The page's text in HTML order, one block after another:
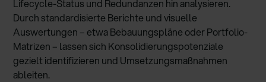
Lifecycle-Status und Redundanzen hin analysieren.
Durch standardisierte Berichte und visuelle
Auswertungen – etwa Bebauungspläne oder Portfolio-
Matrizen – lassen sich Konsolidierungspotenziale
gezielt identifizieren und Umsetzungsmaßnahmen
ableiten.